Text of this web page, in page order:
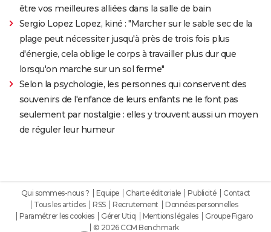
être vos meilleures alliées dans la salle de bain
Sergio Lopez Lopez, kiné : "Marcher sur le sable sec de la
plage peut nécessiter jusqu'à près de trois fois plus
d'énergie, cela oblige le corps à travailler plus dur que
lorsqu'on marche sur un sol ferme"
Selon la psychologie, les personnes qui conservent des
souvenirs de l'enfance de leurs enfants ne le font pas
seulement par nostalgie : elles y trouvent aussi un moyen
de réguler leur humeur
Qui sommes-nous ? Equipe Charte éditoriale Publicité
Contact
Tous les articles
RSS Recrutement
Données personnelles
Paramétrer les cookies
Gérer Utiq Mentions légales
Groupe Figaro
© 2026 CCM Benchmark